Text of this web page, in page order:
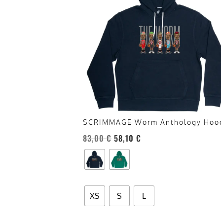
SCRIMMAGE Worm Anthology
83,00€ 58,10 €
XS S L
varianti.
opzioni
possono
essere
scelte
nella
pagina
del
prodotto